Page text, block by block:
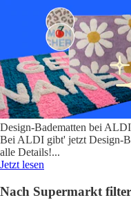
Design-Badematten bei
Bei ALDI gibt' jetzt Design-
alle Details!...
Jetzt lesen
Nach Supermarkt